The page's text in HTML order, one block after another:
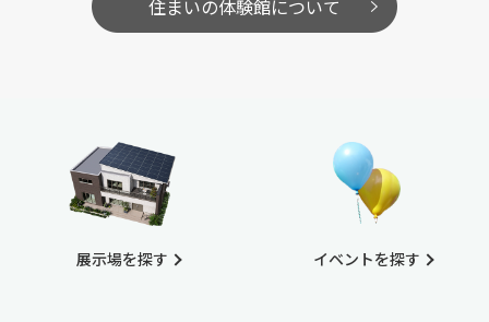
住まいの体験館について
展示場を探す イベントを探す